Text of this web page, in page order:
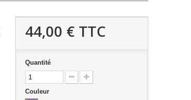
44,00 € TTC
Quantité
Couleur